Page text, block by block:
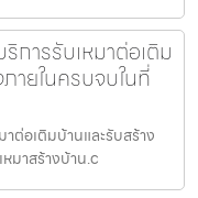
การรับเหมาต่อเติม
ายในครบจบในที่
าต่อเติมบ้านและรับสร้าง
มาสร้างบ้าน.c